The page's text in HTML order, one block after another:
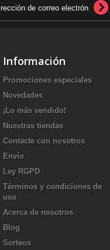
Información
Promociones especiales
Novedades
¡Lo más vendido!
Nuestras tiendas
Contacte con nosotros
Envío
Ley RGPD
Términos y condiciones de
uso
Acerca de nosotros
Blog
Sorteos